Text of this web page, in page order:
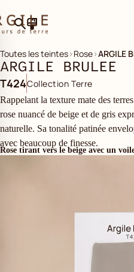
Toutes les teintes›Rose›ARGILE
ARGILE BRULEE
T424Collection Terre
Rappelant la texture mate des
rose nuancé de beige et de gris
naturelle. Sa tonalité patinée
avec beaucoup de finesse.
Rose tirant vers le beige avec un